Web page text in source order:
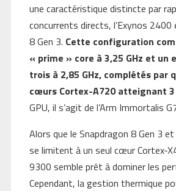
une caractéristique distincte par
concurrents directs, l’Exynos 2400
8 Gen 3. Cette configuration
« prime » core à 3,25 GHz et un
trois à 2,85 GHz, complétés par
cœurs Cortex-A720 atteignant 3
GPU, il s’agit de l’Arm Immortalis
Alors que le Snapdragon 8 Gen 3
se limitent à un seul cœur Cortex-
9300 semble prêt à dominer les
Cependant, la gestion thermique